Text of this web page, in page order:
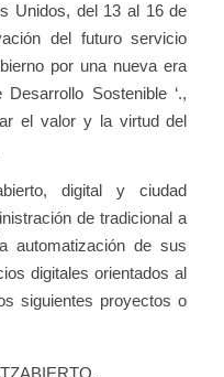
Unidos, del 13 al 16 de
del futuro servicio
por una nueva era
Sostenible ‘.,
el valor y la virtud del
digital y ciudad
de tradicional a
automatización de sus
digitales orientados al
siguientes proyectos o